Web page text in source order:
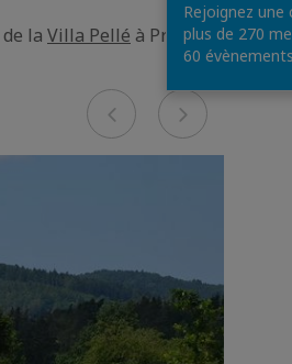
la Villa Pellé à Prague
PreviousNext
Rejoignez une
plus de 270
60